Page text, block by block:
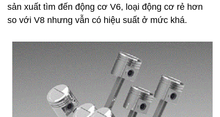
sản xuất tìm đến động cơ V6, loại động cơ rẻ hơn
so với V8 nhưng vẫn có hiệu suất ở mức khá.